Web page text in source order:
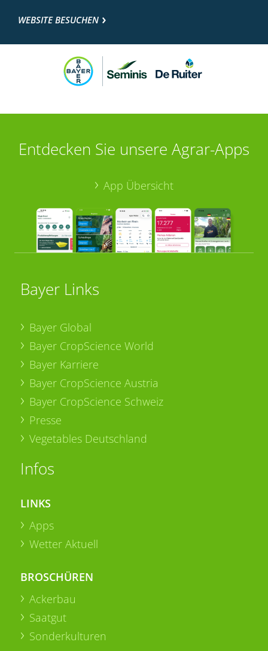
WEBSITE BESUCHEN
Entdecken Sie unsere Agrar-Apps
App Übersicht
Bayer Links
Bayer Global
Bayer CropScience World
Bayer Karriere
Bayer CropScience Austria
Bayer CropScience Schweiz
Presse
Vegetables Deutschland
Infos
LINKS
Apps
Wetter Aktuell
BROSCHÜREN
Ackerbau
Saatgut
Sonderkulturen